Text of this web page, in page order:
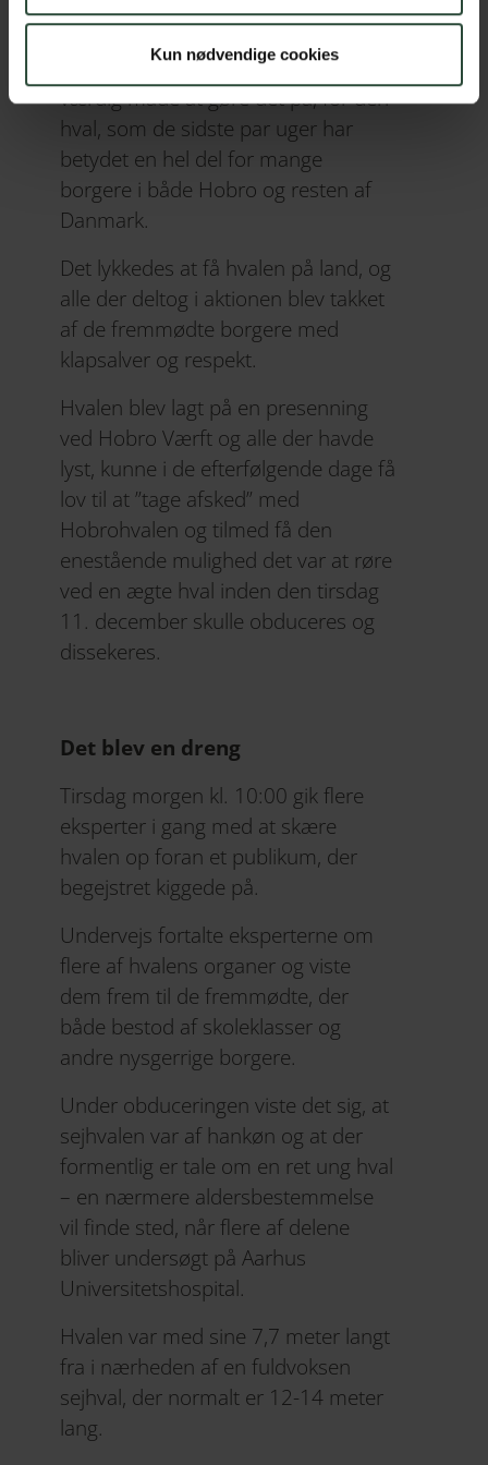
Kun nødvendige cookies
ind ad Mariager Fjord med den
side af træskibet. Der var en fin og
værdig måde at gøre det på, for den
hval, som de sidste par uger har
betydet en hel del for mange
borgere i både Hobro og resten af
Danmark.
Det lykkedes at få hvalen på land, og
alle der deltog i aktionen blev takket
af de fremmødte borgere med
klapsalver og respekt.
Hvalen blev lagt på en presenning
ved Hobro Værft og alle der havde
lyst, kunne i de efterfølgende dage få
lov til at ”tage afsked” med
Hobrohvalen og tilmed få den
enestående mulighed det var at røre
ved en ægte hval inden den tirsdag
11. december skulle obduceres og
dissekeres.
Det blev en dreng
Tirsdag morgen kl. 10:00 gik flere
eksperter i gang med at skære
hvalen op foran et publikum, der
begejstret kiggede på.
Undervejs fortalte eksperterne om
flere af hvalens organer og viste
dem frem til de fremmødte, der
både bestod af skoleklasser og
andre nysgerrige borgere.
Under obduceringen viste det sig, at
sejhvalen var af hankøn og at der
formentlig er tale om en ret ung hval
– en nærmere aldersbestemmelse
vil finde sted, når flere af delene
bliver undersøgt på Aarhus
Universitetshospital.
Hvalen var med sine 7,7 meter langt
fra i nærheden af en fuldvoksen
sejhval, der normalt er 12-14 meter
lang.